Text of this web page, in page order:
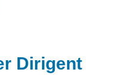
Dirigent